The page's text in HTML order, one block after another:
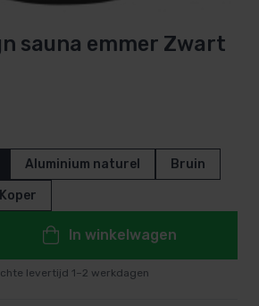
sauna emmer Zwart
Aluminium naturel Bruin
Koper
In winkelwagen
levertijd 1–2 werkdagen